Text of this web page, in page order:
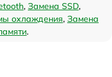
, Замена SSD,
охлаждения, Замена
.